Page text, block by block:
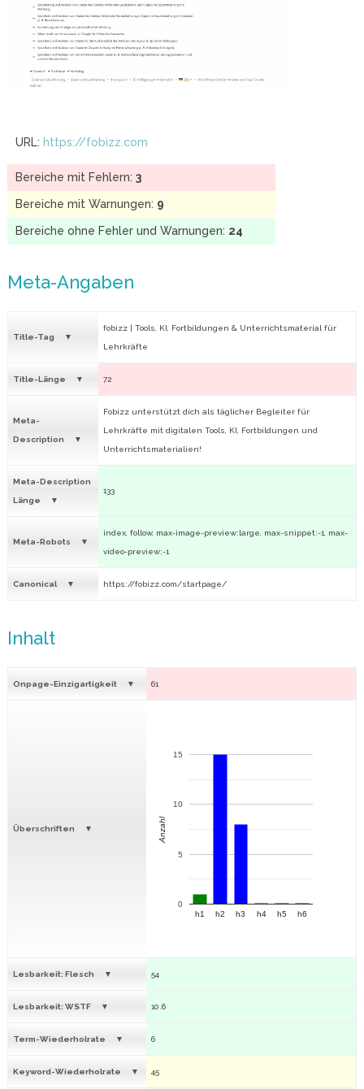
URL: https://fobizz.com
Bereiche mit Fehlern: 3
Bereiche mit Warnungen: 9
Bereiche ohne Fehler und Warnungen: 24
Meta-Angaben
Title-Tag
fobizz | Tools, KI, Fortbildungen & Unterrichtsmaterial für
Lehrkräfte
Title-Länge 72
Meta-
Description
Fobizz unterstützt dich als täglicher Begleiter für
Lehrkräfte mit digitalen Tools, KI, Fortbildungen und
Unterrichtsmaterialien!
Meta-Description
Länge
133
Meta-Robots
index, follow, max-image-preview:large, max-snippet:-1, max-
video-preview:-1
Canonical https://fobizz.com/startpage/
Inhalt
Onpage-Einzigartigkeit 61
Überschriften
h1 h2 h3 h4 h5 h6
0
5
10
15
Anzahl
Lesbarkeit: Flesch 54
Lesbarkeit: WSTF 10.6
Term-Wiederholrate 6
Keyword-Wiederholrate 45